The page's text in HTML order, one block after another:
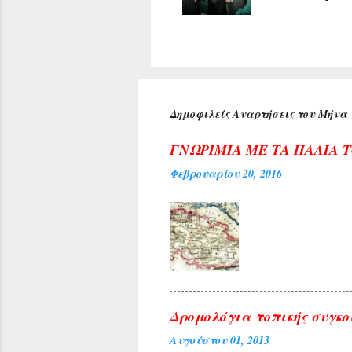
πρύτανη
αιθούσης
τιμή για
Δημοφιλείς Αναρτήσεις του Μήνα
ΓΝΩΡΙΜΙΑ ΜΕ ΤΑ ΠΑΛΙΑ
Φεβρουαρίου 20, 2016
Δρομολόγια τοπικής
Αυγούστου 01, 2013